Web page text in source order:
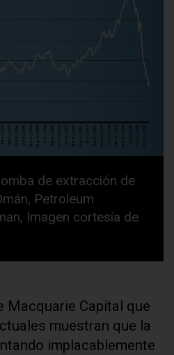
de extracción de
Petroleum
Imagen cortesía de
Macquarie Capital que
muestran que la
implacablemente